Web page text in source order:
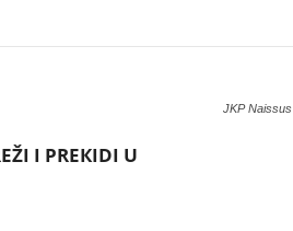
JKP Naissus
I PREКIDI U